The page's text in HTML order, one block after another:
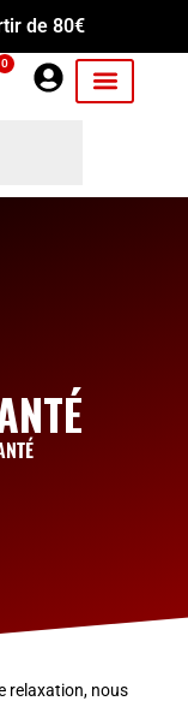
de 80€
0
relaxation, nous